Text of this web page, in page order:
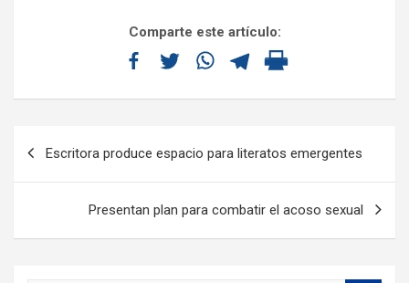
Comparte este artículo:
Escritora produce espacio para literatos emergentes
Presentan plan para combatir el acoso sexual